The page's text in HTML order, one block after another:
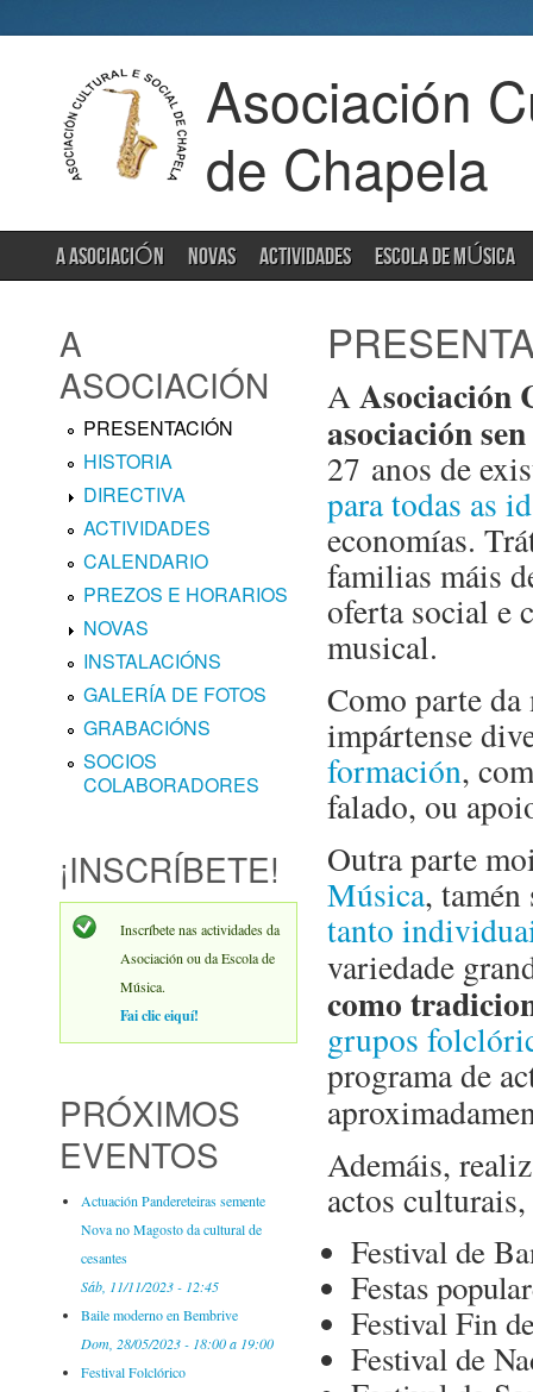
Asociación
de Chapela
A ASOCIACIÓN NOVAS ACTIVIDADES ESCOLA DE MÚSICA
A
ASOCIACIÓN
PRESENTACIÓN
HISTORIA
DIRECTIVA
ACTIVIDADES
CALENDARIO
PREZOS E HORARIOS
NOVAS
INSTALACIÓNS
GALERÍA DE FOTOS
GRABACIÓNS
SOCIOS
COLABORADORES
¡INSCRÍBETE!
Inscríbete nas actividades da
Asociación ou da Escola de
Música.
Fai clic eiquí!
PRÓXIMOS
EVENTOS
Actuación Pandereteiras semente
Nova no Magosto da cultural de
cesantes
Sáb, 11/11/2023 - 12:45
Baile moderno en Bembrive
Dom, 28/05/2023 - 18:00a 19:00
Festival Folclórico
AAsociación
asociación
27 anos de
para todas as
economías.
familias máis
oferta social e
musical.
Como parte
impártense
formación,
falado, ou
Outra parte
Música,
tanto
variedade
como
grupos
programa de
Ademáis,
actos
Festival de
Festas
Festival Fin
Festival de